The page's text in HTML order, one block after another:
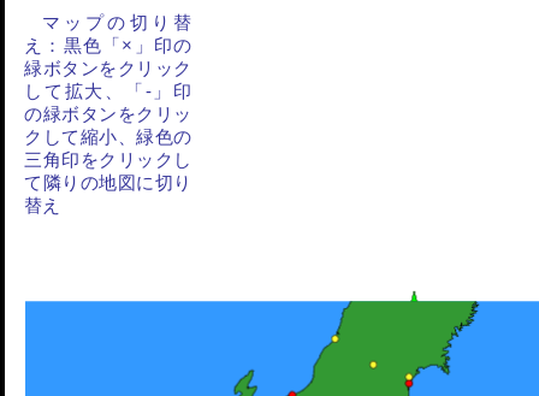
マップの切り替
え：黒色「×」印の
緑ボタンをクリック
して拡大、「-」印
の緑ボタンをクリッ
クして縮小、緑色の
三角印をクリックし
て隣りの地図に切り
替え